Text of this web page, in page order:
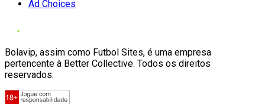
Ad Choices
Bolavip, assim como Futbol Sites, é uma empresa
pertencente à Better Collective. Todos os direitos
reservados.